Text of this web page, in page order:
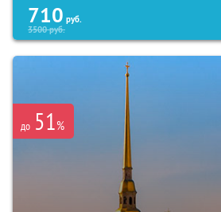
710 руб.
3500руб.
до 51%